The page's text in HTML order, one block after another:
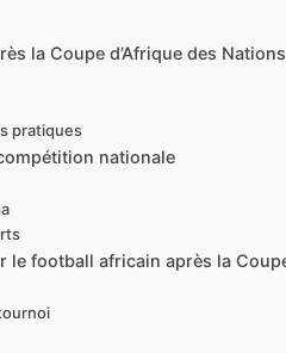
la Coupe d’Afrique des Nations
pratiques
nationale
le football africain après la